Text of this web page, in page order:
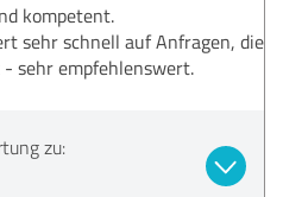
kompetent.
sehr schnell auf Anfragen, die
sehr empfehlenswert.
zu: